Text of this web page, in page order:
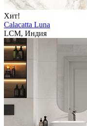
Хит!
Calacatta Luna
LCM, Индия